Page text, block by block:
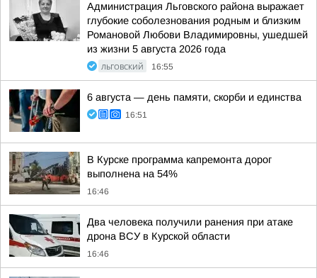
Администрация Льговского района выражает
глубокие соболезнования родным и близким
Романовой Любови Владимировны, ушедшей
из жизни 5 августа 2026 года
ЛЬГОВСКИЙ 16:55
6 августа — день памяти, скорби и единства
16:51
В Курске программа капремонта дорог
выполнена на 54%
16:46
Два человека получили ранения при атаке
дрона ВСУ в Курской области
16:46